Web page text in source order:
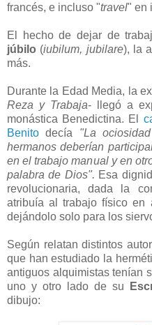
francés, e incluso "travel" en
El hecho de dejar de
júbilo (iubilum, jubilare), la
más.
Durante la Edad Media, la
Reza y Trabaja- llegó a
monástica Benedictina. El
Benito decía "La
hermanos deberían
en el trabajo manual y en
palabra de Dios". Esa
revolucionaria, dada la
atribuía al trabajo físico en
dejándolo solo para los
Según relatan distintos
que han estudiado la
antiguos alquimistas tenían
uno y otro lado de su
dibujo: